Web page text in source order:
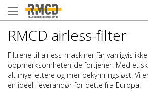
RMCD airless-filter
Filtrene til airless-maskiner får vanligvis
oppmerksomheten de fortjener. Med et
alt mye lettere og mer bekymringsløst. Vi
en ideell leverandør for dette fra Europa.